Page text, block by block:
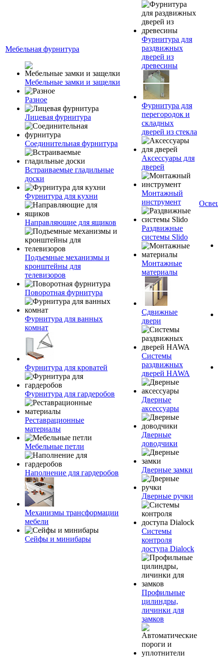
Мебельная фурнитура
Мебельные замки и защелки
Разное
Лицевая фурнитура
Соединительная фурнитура
Встраиваемые гладильные
доски
Фурнитура для кухни
Направляющие для ящиков
Подъемные механизмы и
кронштейны для
телевизоров
Поворотная фурнитура
Фурнитура для ванных
комнат
Фурнитура для кроватей
Фурнитура для гардеробов
Реставрационные
материалы
Мебельные петли
Наполнение для гардеробов
Механизмы трансформации
мебели
Сейфы и минибары
Фурнитура для
раздвижных
дверей из
древесины
Фурнитура для
перегородок и
складных
дверей из стекла
Аксессуары для
дверей
Монтажный
инструмент
Раздвижные
системы Slido
Монтажные
материалы
Сдвижные
двери
Системы
раздвижных
дверей HAWA
Дверные
аксессуары
Дверные
доводчики
Дверные замки
Дверные ручки
Системы
контроля
доступа Dialock
Профильные
цилиндры,
личинки для
замков